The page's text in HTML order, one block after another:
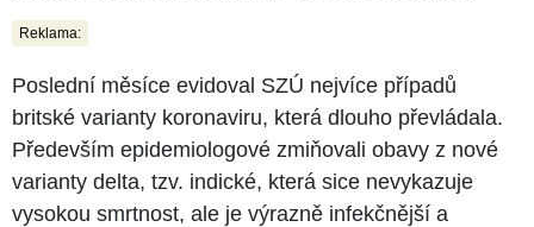
Reklama:
Poslední měsíce evidoval SZÚ nejvíce případů
britské varianty koronaviru, která dlouho převládala.
Především epidemiologové zmiňovali obavy z nové
varianty delta, tzv. indické, která sice nevykazuje
vysokou smrtnost, ale je výrazně infekčnější a